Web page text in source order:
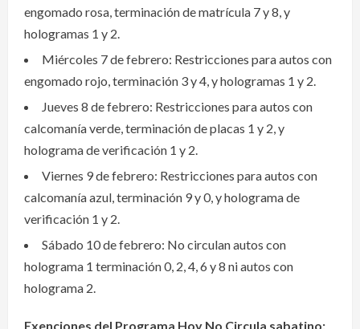
engomado rosa, terminación de matrícula 7 y 8, y
hologramas 1 y 2.
Miércoles 7 de febrero: Restricciones para autos con
engomado rojo, terminación 3 y 4, y hologramas 1 y 2.
Jueves 8 de febrero: Restricciones para autos con
calcomanía verde, terminación de placas 1 y 2, y
holograma de verificación 1 y 2.
Viernes 9 de febrero: Restricciones para autos con
calcomanía azul, terminación 9 y 0, y holograma de
verificación 1 y 2.
Sábado 10 de febrero: No circulan autos con
holograma 1 terminación 0, 2, 4, 6 y 8 ni autos con
holograma 2.
Exenciones del Programa Hoy No Circula sabatino: